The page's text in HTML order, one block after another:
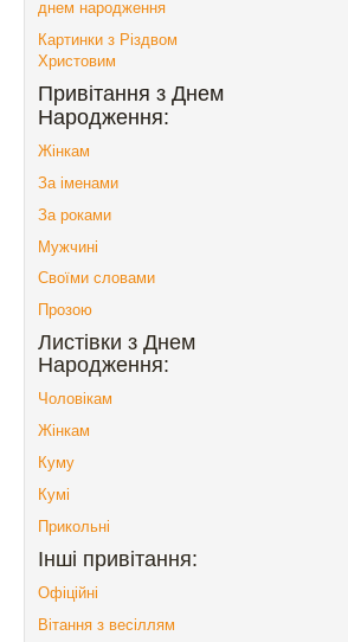
днем народження
Картинки з Різдвом
Христовим
Привітання з Днем
Народження:
Жінкам
За іменами
За роками
Мужчині
Своїми словами
Прозою
Листівки з Днем
Народження:
Чоловікам
Жінкам
Куму
Кумі
Прикольні
Інші привітання:
Офіційні
Вітання з весіллям